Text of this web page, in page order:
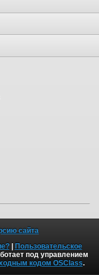
сайта
| Пользовательское
под управлением
кодом OSClass.